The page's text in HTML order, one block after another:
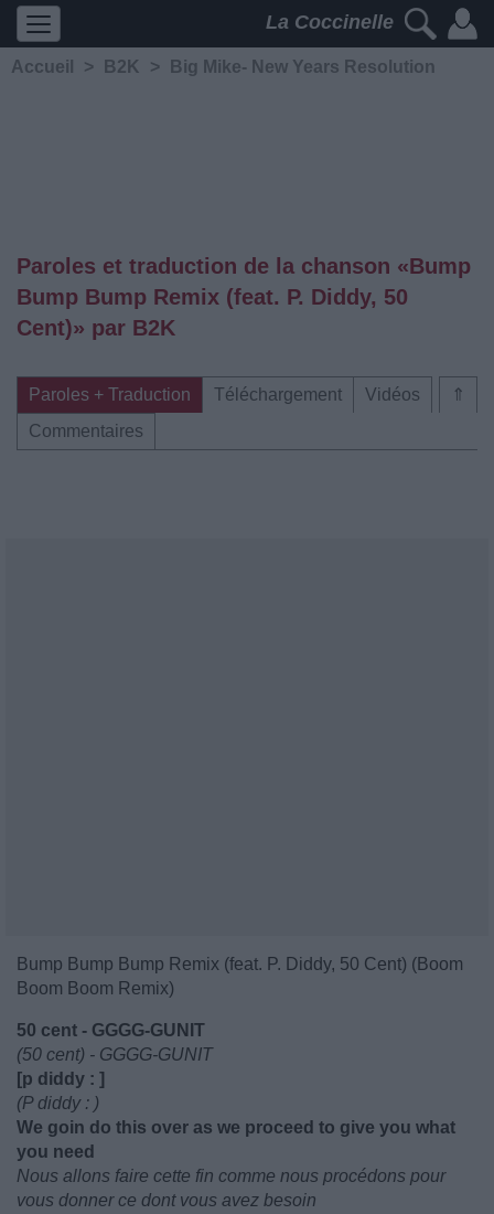
La Coccinelle
Accueil > B2K > Big Mike- New Years Resolution
Paroles et traduction de la chanson «Bump
Bump Bump Remix (feat. P. Diddy, 50
Cent)» par B2K
⇑
Paroles + Traduction Téléchargement
Vidéos
Commentaires
Bump Bump Bump Remix (feat. P. Diddy, 50 Cent) (Boom
Boom Boom Remix)
50 cent - GGGG-GUNIT
(50 cent) - GGGG-GUNIT
[p diddy : ]
(P diddy : )
We goin do this over as we proceed to give you what
you need
Nous allons faire cette fin comme nous procédons pour
vous donner ce dont vous avez besoin